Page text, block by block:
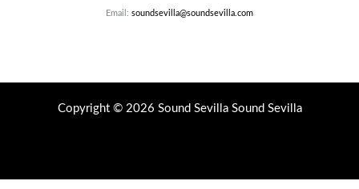
Email: soundsevilla@soundsevilla.com
Copyright © 2026 Sound Sevilla Sound Sevilla